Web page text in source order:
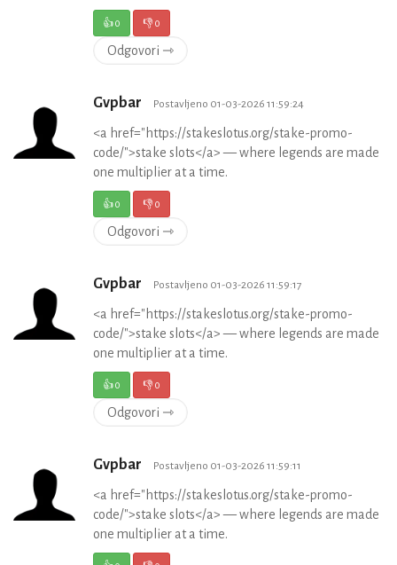
👍0 👎0
Odgovori ⇾
Gvpbar Postavljeno 01-03-2026 11:59:24
<a href="https://stakeslotus.org/stake-promo-
code/">stake slots</a> — where legends are made
one multiplier at a time.
👍0 👎0
Odgovori ⇾
Gvpbar Postavljeno 01-03-2026 11:59:17
<a href="https://stakeslotus.org/stake-promo-
code/">stake slots</a> — where legends are made
one multiplier at a time.
👍0 👎0
Odgovori ⇾
Gvpbar Postavljeno 01-03-2026 11:59:11
<a href="https://stakeslotus.org/stake-promo-
code/">stake slots</a> — where legends are made
one multiplier at a time.